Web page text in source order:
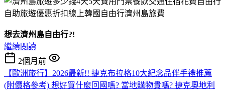
想去濟州島自由行?!
繼續閱讀
2個月前
【歐洲旅行】2026最新!! 捷克布拉格10大紀念品伴手禮推薦
(附價格參考) 想好買什麼回國嗎? 當地購物貴嗎? 捷克奧地利